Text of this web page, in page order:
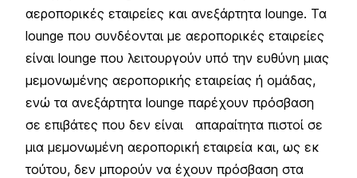
αεροπορικές εταιρείες και ανεξάρτητα lounge. Τα
lounge που συνδέονται με αεροπορικές εταιρείες
είναι lounge που λειτουργούν υπό την ευθύνη μιας
μεμονωμένης αεροπορικής εταιρείας ή ομάδας,
ενώ τα ανεξάρτητα lounge παρέχουν πρόσβαση
σε επιβάτες που δεν είναι απαραίτητα πιστοί σε
μια μεμονωμένη αεροπορική εταιρεία και, ως εκ
τούτου, δεν μπορούν να έχουν πρόσβαση στα